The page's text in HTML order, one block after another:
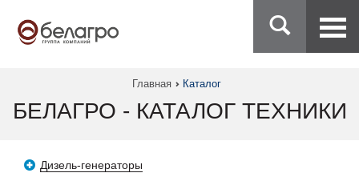
Главная Каталог
БЕЛАГРО - КАТАЛОГ ТЕХНИКИ
Дизель-генераторы